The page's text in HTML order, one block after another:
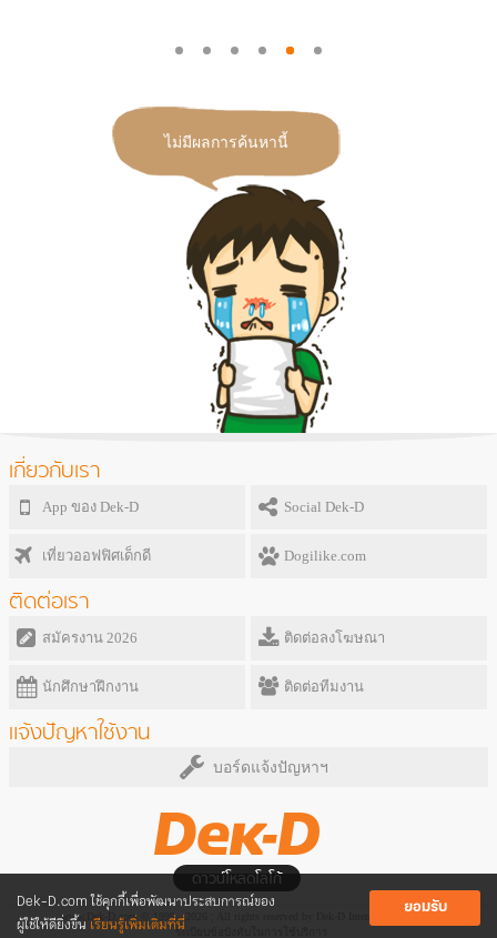
Dek-D.com ใช้คุกกี้เพื่อพัฒนาประสบการณ์ของ
ผู้ใช้ให้ดียิ่งขึ้น เรียนรู้เพิ่มเติมที่นี่
ยอมรับ
ไม่มีผลการค้นหานี้
เกี่ยวกับเรา
App ของ Dek-D Social Dek-D
เที่ยวออฟฟิศเด็กดี Dogilike.com
ติดต่อเรา
สมัครงาน 2026 ติดต่อลงโฆษณา
นักศึกษาฝึกงาน ติดต่อทีมงาน
แจ้งปัญหาใช้งาน
บอร์ดแจ้งปัญหาฯ
ดาวน์โหลดโลโก้
www.Dek-D.com © 1999 - 2026 ; All rights reserved by Dek-D Interactive Co.,Ltd.
ระเบียบข้อบังคับในการใช้บริการ